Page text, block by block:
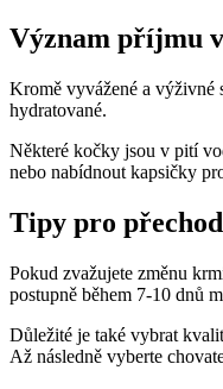
Význam příjmu
Kromě vyvážené a výživné
hydratované.
Některé kočky jsou v pití
nebo nabídnout kapsičky
Tipy pro
Pokud zvažujete změnu
postupně během 7-10 dnů
Důležité je také vybrat
Až následně vyberte